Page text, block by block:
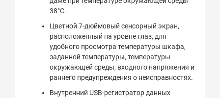
38°C.
Цветной 7-дюймовый сенсорный экран,
расположенный на уровне глаз, для
удобного просмотра температуры шкафа,
заданной температуры, температуры
окружающей среды, входного напряжения и
раннего предупреждения о неисправностях.
Внутренний USB-регистратор данных